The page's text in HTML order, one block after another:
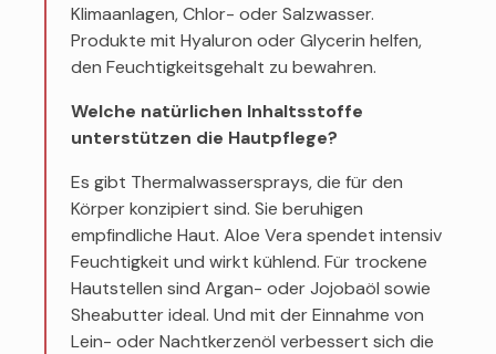
Klimaanlagen, Chlor- oder Salzwasser.
Produkte mit Hyaluron oder Glycerin helfen,
den Feuchtigkeitsgehalt zu bewahren.
Welche natürlichen Inhaltsstoffe
unterstützen die Hautpflege?
Es gibt Thermalwassersprays, die für den
Körper konzipiert sind. Sie beruhigen
empfindliche Haut. Aloe Vera spendet intensiv
Feuchtigkeit und wirkt kühlend. Für trockene
Hautstellen sind Argan- oder Jojobaöl sowie
Sheabutter ideal. Und mit der Einnahme von
Lein- oder Nachtkerzenöl verbessert sich die